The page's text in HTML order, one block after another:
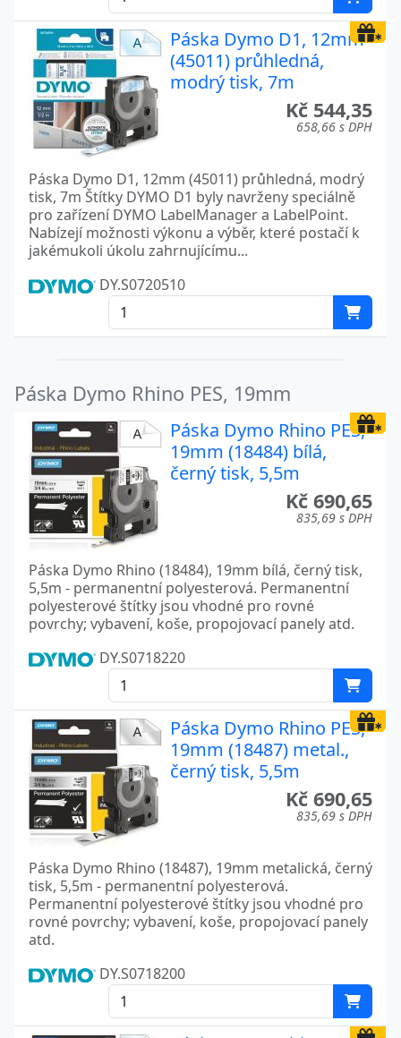
Páska Dymo D1, 12mm
(45011) průhledná,
modrý tisk, 7m
Kč 544,35
658,66 s DPH
Páska Dymo D1, 12mm (45011) průhledná, modrý
tisk, 7m Štítky DYMO D1 byly navrženy speciálně
pro zařízení DYMO LabelManager a LabelPoint.
Nabízejí možnosti výkonu a výběr, které postačí k
jakémukoli úkolu zahrnujícímu...
DY.S0720510
Páska Dymo Rhino PES, 19mm
Páska Dymo Rhino PES,
19mm (18484) bílá,
černý tisk, 5,5m
Kč 690,65
835,69 s DPH
Páska Dymo Rhino (18484), 19mm bílá, černý tisk,
5,5m - permanentní polyesterová. Permanentní
polyesterové štítky jsou vhodné pro rovné
povrchy; vybavení, koše, propojovací panely atd.
DY.S0718220
Páska Dymo Rhino PES,
19mm (18487) metal.,
černý tisk, 5,5m
Kč 690,65
835,69 s DPH
Páska Dymo Rhino (18487), 19mm metalická, černý
tisk, 5,5m - permanentní polyesterová.
Permanentní polyesterové štítky jsou vhodné pro
rovné povrchy; vybavení, koše, propojovací panely
atd.
DY.S0718200